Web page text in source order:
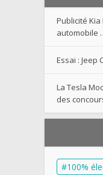
Publicité
automobile
Essai : Jeep
La Tesla
des
100%